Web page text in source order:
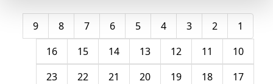
1
2
3
4
5
6
7
8
9
10
11
12
13
14
15
16
17
18
19
20
21
22
23